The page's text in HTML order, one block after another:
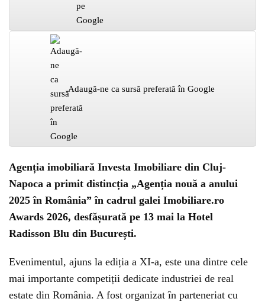
Adaugă-ne ca sursă preferată în Google
Agenția imobiliară Investa Imobiliare din Cluj-
Napoca a primit distincția „Agenția nouă a anului
2025 în România” în cadrul galei Imobiliare.ro
Awards 2026, desfășurată pe 13 mai la Hotel
Radisson Blu din București.
Evenimentul, ajuns la ediția a XI-a, este una dintre cele
mai importante competiții dedicate industriei de real
estate din România. A fost organizat în parteneriat cu